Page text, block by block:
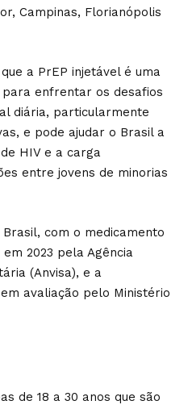
Campinas, Florianópolis
a PrEP injetável é uma
enfrentar os desafios
diária, particularmente
e pode ajudar o Brasil a
HIV e a carga
entre jovens de minorias
com o medicamento
2023 pela Agência
(Anvisa), e a
avaliação pelo Ministério
de 18 a 30 anos que são